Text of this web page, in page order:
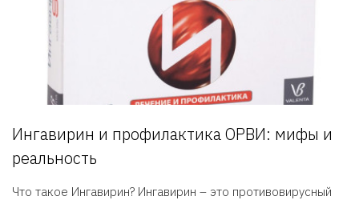
Ингавирин и профилактика ОРВИ: мифы и
реальность
Что такое Ингавирин? Ингавирин – это противовирусный